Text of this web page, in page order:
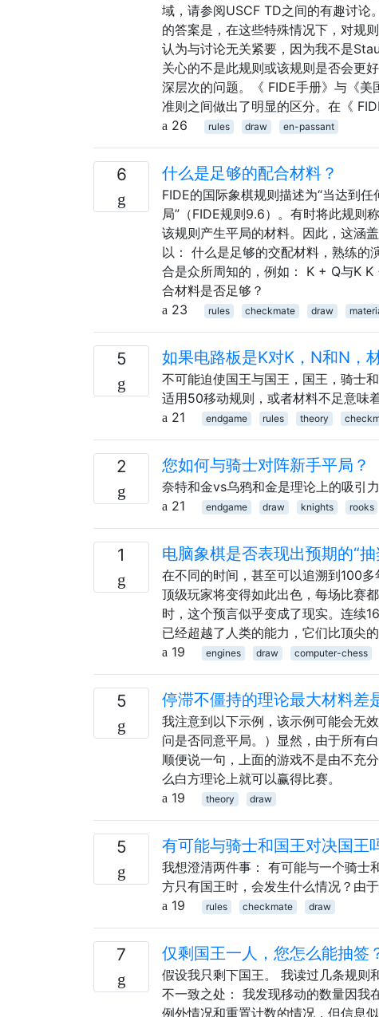
域，请参阅USCF TD之间的有趣讨
的答案是，在这些特殊情况下，对规
认为与讨论无关紧要，因为我不是
关心的不是此规则或该规则是否会更
深层次的问题。《 FIDE手册》与《
准则之间做出了明显的区分。在《
26
rules draw en-passant
6 什么是足够的配合材料？
FIDE的国际象棋规则描述为“当达到
局”（FIDE规则9.6）。有时将此规则
该规则产生平局的材料。因此，这涵
以： 什么是足够的交配材料，熟练的
合是众所周知的，例如： K + Q与K
合材料是否足够？
23
rules checkmate draw
5 如果电路板是K对K，N和N，
不可能迫使国王与国王，国王，骑士
适用50移动规则，或者材料不足意味
21
endgame rules theory
2 您如何与骑士对阵新手平局？
奈特和金vs乌鸦和金是理论上的吸引
21
endgame draw knights rooks
1 电脑象棋是否表现出预期的“抽
在不同的时间，甚至可以追溯到100
顶级玩家将变得如此出色，每场比赛
时，这个预言似乎变成了现实。连续
已经超越了人类的能力，它们比顶尖
19
engines draw computer-chess
5 停滞不僵持的理论最大材料差
我注意到以下示例，该示例可能会无
问是否同意平局。）显然，由于所有
顺便说一句，上面的游戏不是由不充
么白方理论上就可以赢得比赛。
19
theory draw
5 有可能与骑士和国王对决国王
我想澄清两件事： 有可能与一个骑士
方只有国王时，会发生什么情况？由
19
rules checkmate draw
7 仅剩国王一人，您怎么能抽签
假设我只剩下国王。 我读过几条规则
不一致之处： 我发现移动的数量因我
例外情况和重置计数的情况，但信息